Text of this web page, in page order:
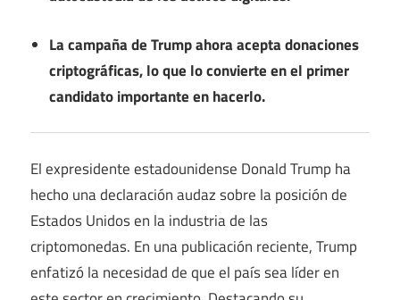
La campaña de Trump ahora acepta donaciones
criptográficas, lo que lo convierte en el primer
candidato importante en hacerlo.
El expresidente estadounidense Donald Trump ha
hecho una declaración audaz sobre la posición de
Estados Unidos en la industria de las
criptomonedas. En una publicación reciente, Trump
enfatizó la necesidad de que el país sea líder en